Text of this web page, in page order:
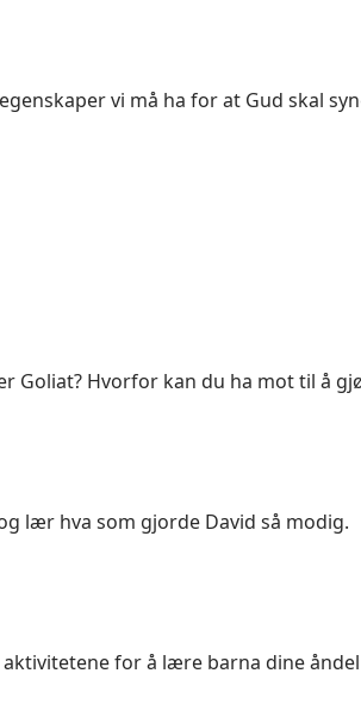
vi må ha for at Gud skal
Goliat? Hvorfor kan du ha mot til å
lær hva som gjorde David så modig.
for å lære barna dine